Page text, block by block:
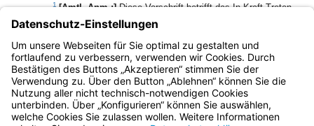
1[Amtl. Anm.:]Diese Vorschrift betrifft das In-Kraft-Treten
der Verordnung in der ursprünglichen Fassung vom 10.
Januar 1989 (GVBl S. 5). Der Zeitpunkt des In-Kraft-Tretens
der späteren Änderungen ergibt sich aus den jeweiligen
Änderungsverordnungen.
Bayern.de
BayernPortal